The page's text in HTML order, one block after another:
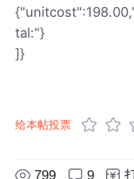
tal:"}
]}
给本帖投票
799 9